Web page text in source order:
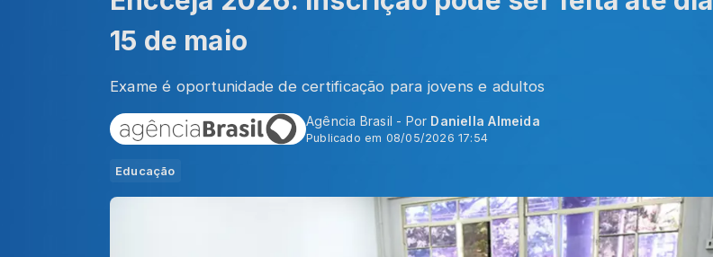
15 de maio
Exame é oportunidade de certificação para jovens e adultos
Agência Brasil - Por Daniella Almeida
Publicado em 08/05/2026 17:54
Educação